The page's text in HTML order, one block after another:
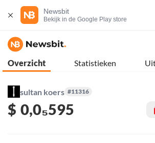
Newsbit
Bekijk in de Google Play store
Overzicht Statistieken
sultan koers #11316
$ 0,0₅595